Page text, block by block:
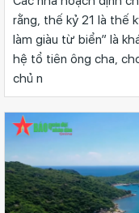
rằng, thế kỷ 21 là thế
làm giàu từ biển” là
hệ tổ tiên ông cha,
chủ n